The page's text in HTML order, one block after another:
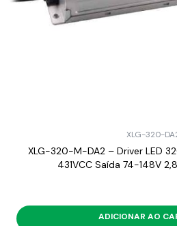
XLG-320-
XLG-320-M-DA2 – Driver LED
431VCC Saída 74-148V
ADICIONAR AO